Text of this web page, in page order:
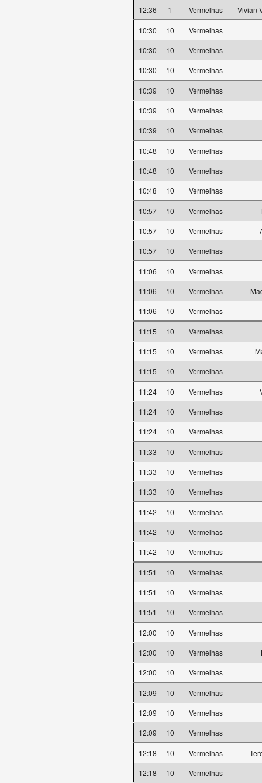
12:36
1 Vermelhas Vivian
10:30 10
Vermelhas
10:30
10
Vermelhas
10:30
10 Vermelhas
10:39 10
Vermelhas
10:39
10
Vermelhas
10:39
10 Vermelhas
10:48 10
Vermelhas
10:48
10
Vermelhas
10:48
10 Vermelhas
10:57 10 Vermelhas
10:57
10 Vermelhas
10:57
10 Vermelhas
11:06 10
Vermelhas
11:06
10 Vermelhas
11:06
10 Vermelhas
11:15 10
Vermelhas
11:15
10 Vermelhas
11:15
10 Vermelhas
11:24 10 Vermelhas
11:24
10
Vermelhas
11:24
10 Vermelhas
11:33 10
Vermelhas
11:33
10
Vermelhas
11:33
10 Vermelhas
11:42 10
Vermelhas
11:42
10
Vermelhas
11:42
10 Vermelhas
11:51 10
Vermelhas
11:51
10
Vermelhas
11:51
10 Vermelhas
12:00 10
Vermelhas
12:00
10 Vermelhas
12:00
10 Vermelhas
12:09 10
Vermelhas
12:09
10
Vermelhas
12:09
10 Vermelhas
12:18 10 Vermelhas
12:18
10 Vermelhas